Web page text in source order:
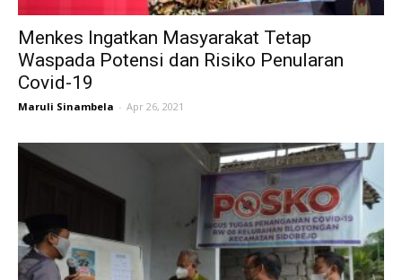
Menkes Ingatkan Masyarakat Tetap
Waspada Potensi dan Risiko Penularan
Covid-19
Maruli Sinambela - Apr 26, 2021